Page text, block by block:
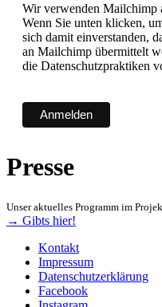
Wir verwenden Mailchimp
Wenn Sie unten klicken,
sich damit einverstanden,
an Mailchimp übermittelt
die Datenschutzpraktiken
Presse
Unser aktuelles Programm im
→ Gibts hier!
Kontakt
Impressum
Datenschutzerklärung
Facebook